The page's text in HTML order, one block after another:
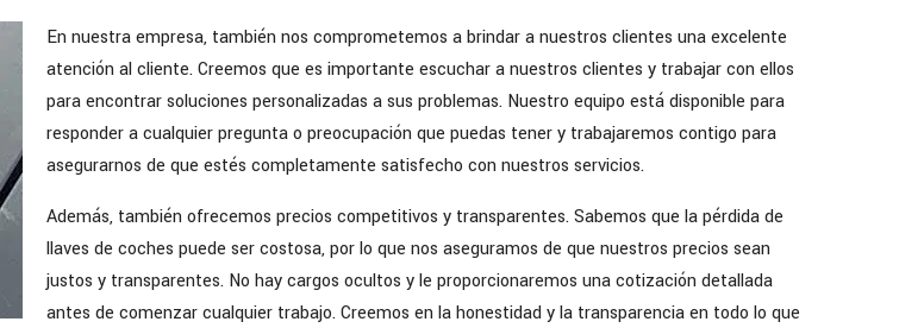
En nuestra empresa, también nos comprometemos a brindar a nuestros clientes una excelente
atención al cliente. Creemos que es importante escuchar a nuestros clientes y trabajar con ellos
para encontrar soluciones personalizadas a sus problemas. Nuestro equipo está disponible para
responder a cualquier pregunta o preocupación que puedas tener y trabajaremos contigo para
asegurarnos de que estés completamente satisfecho con nuestros servicios.
Además, también ofrecemos precios competitivos y transparentes. Sabemos que la pérdida de
llaves de coches puede ser costosa, por lo que nos aseguramos de que nuestros precios sean
justos y transparentes. No hay cargos ocultos y le proporcionaremos una cotización detallada
antes de comenzar cualquier trabajo. Creemos en la honestidad y la transparencia en todo lo que